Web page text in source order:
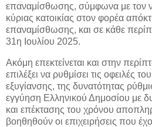
επαναμίσθωσης, σύμφωνα με τον
κύριας κατοικίας στον φορέα
επαναμίσθωσης, και σε κάθε
31η Ιουλίου 2025.
Ακόμη επεκτείνεται και στην
επιλέξει να ρυθμίσει τις οφειλές
εξυγίανσης, της δυνατότητας
εγγύηση Ελληνικού Δημοσίου με
και επέκτασης του χρόνου
βοηθηθούν οι επιχειρήσεις που